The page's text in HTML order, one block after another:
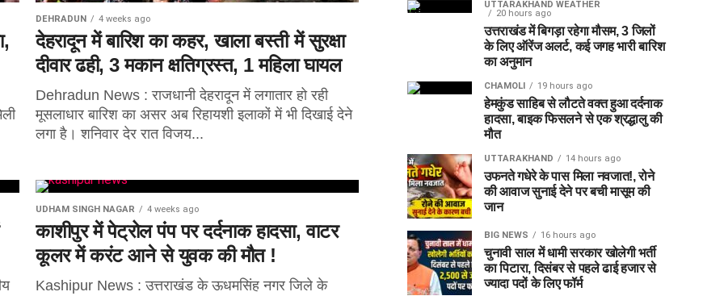
DEHRADUN 4 weeks ago
देहरादून में बारिश का कहर, खाला बस्ती में सुरक्षा
दीवार ढही, 3 मकान क्षतिग्रस्त, 1 महिला घायल
Dehradun News : राजधानी देहरादून में लगातार हो रही
मूसलाधार बारिश का असर अब रिहायशी इलाकों में भी दिखाई देने
लगा है। शनिवार देर रात विजय...
UDHAM SINGH NAGAR 4 weeks ago
काशीपुर में पेट्रोल पंप पर दर्दनाक हादसा, वाटर
कूलर में करंट आने से युवक की मौत !
Kashipur News : उत्तराखंड के ऊधमसिंह नगर जिले के
UTTARAKHAND WEATHER
20 hours ago
उत्तराखंड में बिगड़ा रहेगा मौसम, 3 जिलों
के लिए ऑरेंज अलर्ट, कई जगह भारी बारिश
का अनुमान
CHAMOLI 19 hours ago
हेमकुंड साहिब से लौटते वक्त हुआ दर्दनाक
हादसा, बाइक फिसलने से एक श्रद्धालु की
मौत
UTTARAKHAND 14 hours ago
उफनते गधेरे के पास मिला नवजात!, रोने
की आवाज सुनाई देने पर बची मासूम की
जान
BIG NEWS 16 hours ago
चुनावी साल में धामी सरकार खोलेगी भर्ती
का पिटारा, दिसंबर से पहले ढाई हजार से
ज्यादा पदों के लिए फॉर्म